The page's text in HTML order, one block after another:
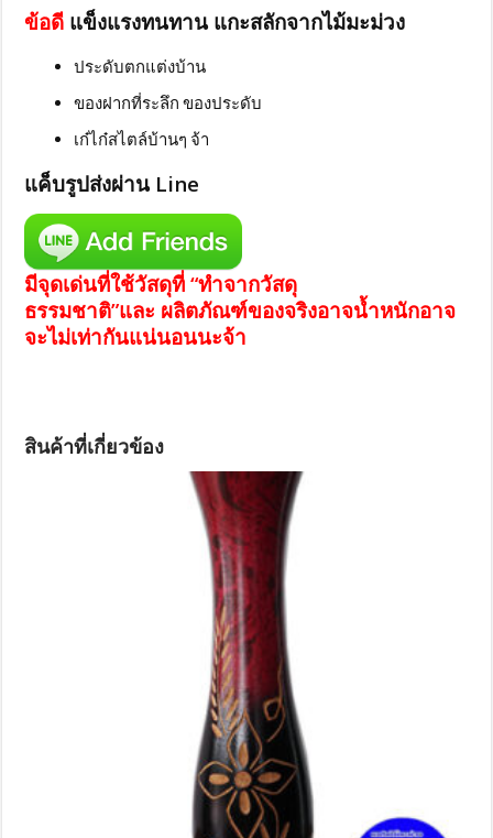
ข้อดี แข็งแรงทนทาน แกะสลักจากไม้มะม่วง
ประดับตกแต่งบ้าน
ของฝากที่ระลึก ของประดับ
เก๋ไก๋สไตล์บ้านๆ จ้า
แค็บรูปส่งผ่าน Line
มีจุดเด่นที่ใช้วัสดุที่ “ทำจากวัสดุ
ธรรมชาติ”และ ผลิตภัณฑ์ของจริงอาจน้ำหนักอาจ
จะไม่เท่ากันแน่นอนนะจ้า
สินค้าที่เกี่ยวข้อง